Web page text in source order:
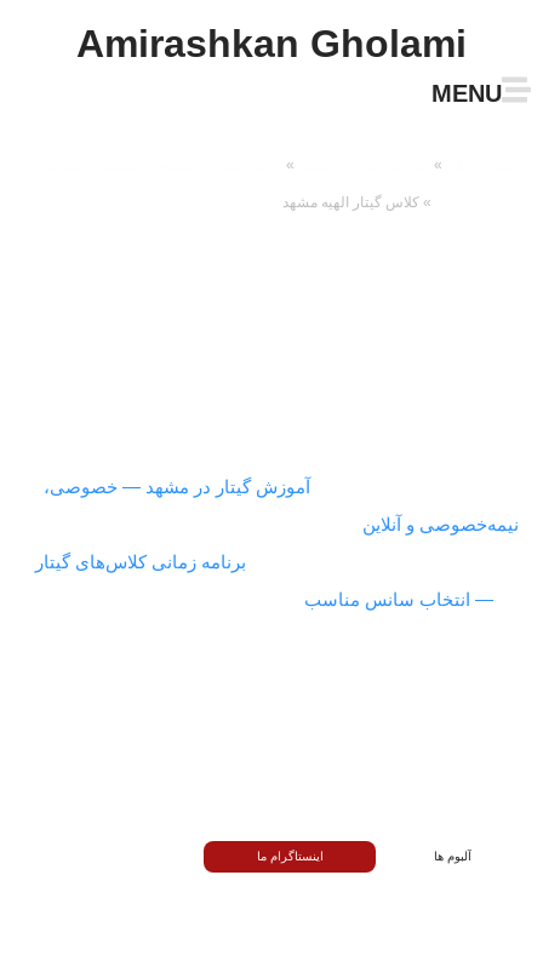
Amirashkan Gholami
MENU
»
»
» کلاس گیتار الهیه مشهد
آموزش گیتار در مشهد — خصوصی،
نیمه‌خصوصی و آنلاین
برنامه زمانی کلاس‌های گیتار
— انتخاب سانس مناسب
آلبوم ها اینستاگرام ما